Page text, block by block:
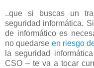
..que si buscas un
seguridad informática.
de informático es
no quedarse en riesgo
la seguridad
CSO – te va a tocar